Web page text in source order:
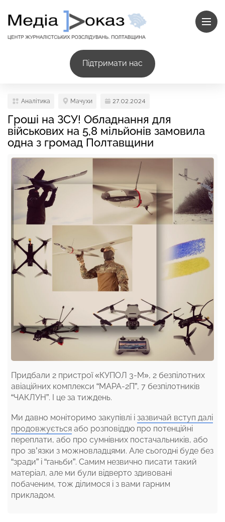
Підтримати нас
Аналітика Мачухи 27.02.2024
Гроші на ЗСУ! Обладнання для
військових на 5,8 мільйонів замовила
одна з громад Полтавщини
Придбали 2 пристрої «КУПОЛ 3-М», 2 безпілотних
авіаційних комплекси “МАРА-2П”, 7 безпілотників
“ЧАКЛУН”. І це за тиждень.
Ми давно моніторимо закупівлі і зазвичай вступ далі
продовжується або розповіддю про потенційні
переплати, або про сумнівних постачальників, або
про зв’язки з можновладцями. Але сьогодні буде без
“зради” і “ганьби”. Самим незвично писати такий
матеріал, але ми були відверто здивовані
побаченим, тож ділимося і з вами гарним
прикладом.